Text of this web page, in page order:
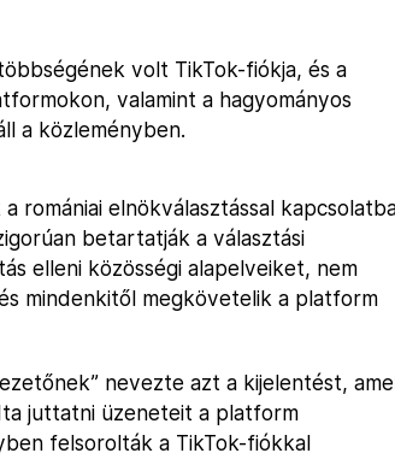
volt TikTok-fiókja, és a
valamint a hagyományos
a közleményben.
romániai elnökválasztással
betartatják a választási
elleni közösségi alapelveiket, nem
mindenkitől megkövetelik a platform
nevezte azt a kijelentést,
juttatni üzeneteit a platform
felsorolták a TikTok-fiókkal